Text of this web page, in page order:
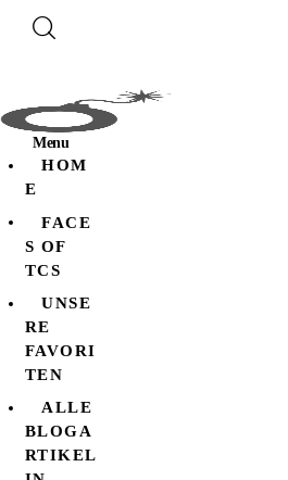
Menu
HOM
E
FACE
S OF
TCS
UNSE
RE
FAVORI
TEN
ALLE
BLOGA
RTIKEL